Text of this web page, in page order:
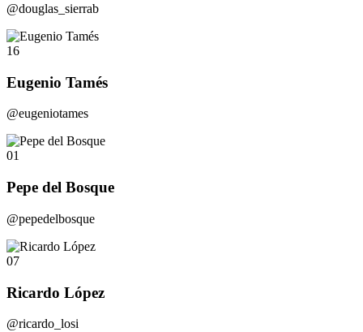
@douglas_sierrab
16
Eugenio Tamés
@eugeniotames
01
Pepe del Bosque
@pepedelbosque
07
Ricardo López
@ricardo_losi